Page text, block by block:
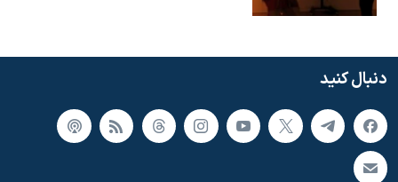
دنبال کنید